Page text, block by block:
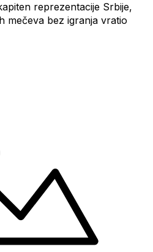
reprezentacije Srbije,
mečeva bez igranja vratio